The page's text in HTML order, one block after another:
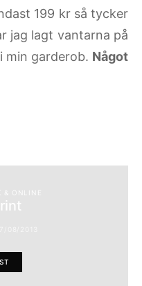
199 kr så tycker
jag lagt vantarna på
min garderob. Något
& ONLINE